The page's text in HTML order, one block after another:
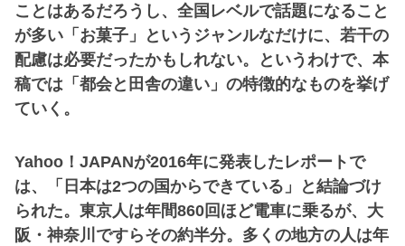
ことはあるだろうし、全国レベルで話題になること
が多い「お菓子」というジャンルなだけに、若干の
配慮は必要だったかもしれない。というわけで、本
稿では「都会と田舎の違い」の特徴的なものを挙げ
ていく。
Yahoo！JAPANが2016年に発表したレポートで
は、「日本は2つの国からできている」と結論づけ
られた。東京人は年間860回ほど電車に乗るが、大
阪・神奈川ですらその約半分。多くの地方の人は年